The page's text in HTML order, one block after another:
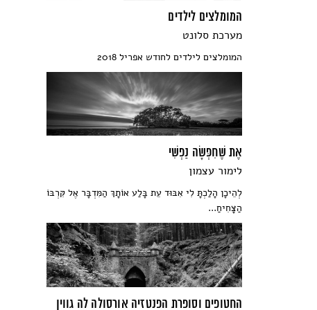
המומלצים לילדים
מערכת סלונט
המומלצים לילדים לחודש אפריל 2018
אֶת שֶׁחִפְּשָׂה נַפְשִׁי
לימור עצמון
לְהֵיכָן הָלַכְתָּ לִי אִבּוּד עֵת בָּלַע אוֹתָךְ הַמִּדְבָּר אֶל קִּרְבּוֹ
הַצָּחִיחַ...
החטופים וסופרת הפנטזיה אורסולה לה גווין